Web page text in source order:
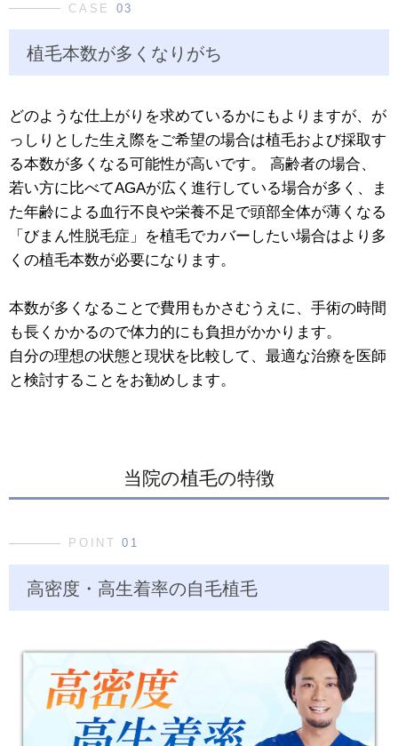
CASE 03
植毛本数が多くなりがち
どのような仕上がりを求めているかにもよりますが、が
っしりとした生え際をご希望の場合は植毛および採取す
る本数が多くなる可能性が高いです。 高齢者の場合、
若い方に比べてAGAが広く進行している場合が多く、ま
た年齢による血行不良や栄養不足で頭部全体が薄くなる
「びまん性脱毛症」を植毛でカバーしたい場合はより多
くの植毛本数が必要になります。
本数が多くなることで費用もかさむうえに、手術の時間
も長くかかるので体力的にも負担がかかります。
自分の理想の状態と現状を比較して、最適な治療を医師
と検討することをお勧めします。
当院の植毛の特徴
POINT01
高密度・高生着率の自毛植毛